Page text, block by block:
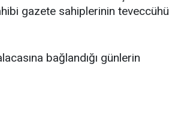
gazete sahiplerinin teveccühü
bağlandığı günlerin